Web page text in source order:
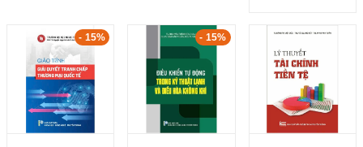
- 15% - 15%